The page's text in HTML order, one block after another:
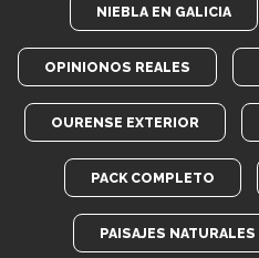
NIEBLA EN GALICIA
OPINIONOS REALES
OURENSE EXTERIOR
PACK COMPLETO
PAISAJES NATURALES